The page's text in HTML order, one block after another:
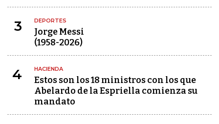
3 DEPORTES
Jorge Messi
(1958-2026)
4 HACIENDA
Estos son los 18 ministros con los que
Abelardo de la Espriella comienza su
mandato